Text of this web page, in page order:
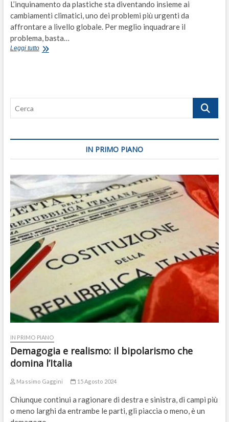
L’inquinamento da plastiche sta diventando insieme ai
cambiamenti climatici, uno dei problemi più urgenti da
affrontare a livello globale. Per meglio inquadrare il
problema, basta…
Leggi tuttoInquinamento
Nazioni
Cerca
IN PRIMO PIANO
IN PRIMO PIANO
Demagogia e realismo: il bipolarismo che
domina l’Italia
Massimo Gaggini 15 Agosto 2024
Chiunque continui a ragionare di destra e sinistra, di campi più
o meno larghi da entrambe le parti, gli piaccia o meno, è un